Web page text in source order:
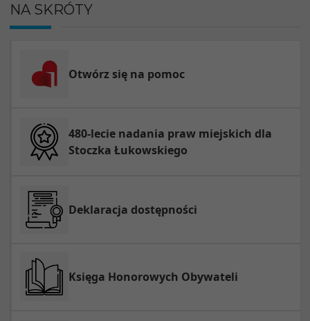
NA SKRÓTY
Otwórz się na pomoc
480-lecie nadania praw miejskich dla
Stoczka Łukowskiego
Deklaracja dostępności
Księga Honorowych Obywateli